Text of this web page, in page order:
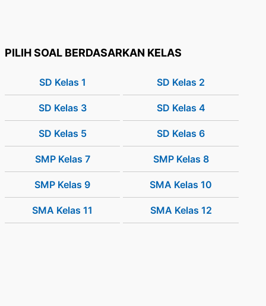
PILIH SOAL BERDASARKAN KELAS
SD Kelas 1 SD Kelas 2
SD Kelas 3 SD Kelas 4
SD Kelas 5 SD Kelas 6
SMP Kelas 7 SMP Kelas 8
SMP Kelas 9 SMA Kelas 10
SMA Kelas 11 SMA Kelas 12